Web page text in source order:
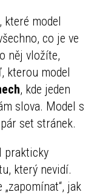
které model
co je ve
něj vložíte,
kterou model
, kde jeden
slova. Model s
set stránek.
prakticky
který nevidí.
jak